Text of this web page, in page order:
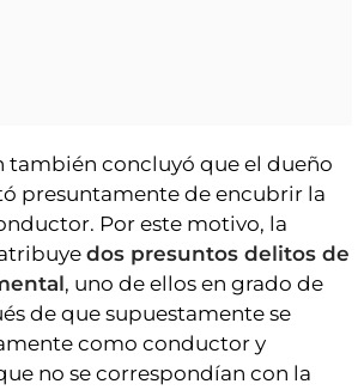
también concluyó que el dueño
presuntamente de encubrir la
Por este motivo, la
dos presuntos delitos de
, uno de ellos en grado de
de que supuestamente se
como conductor y
no se correspondían con la